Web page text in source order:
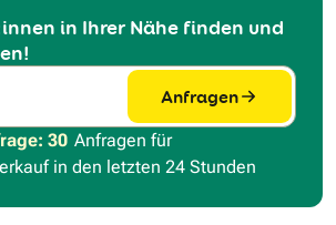
in Ihrer Nähe finden und
Anfragen
30 Anfragen für
in den letzten 24 Stunden